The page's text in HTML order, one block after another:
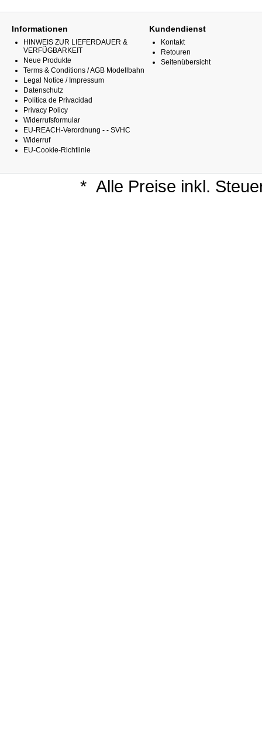
Informationen
HINWEIS ZUR LIEFERDAUER &
VERFÜGBARKEIT
Neue Produkte
Terms & Conditions / AGB Modellbahn
Legal Notice / Impressum
Datenschutz
Política de Privacidad
Privacy Policy
Widerrufsformular
EU-REACH-Verordnung - - SVHC
Widerruf
EU-Cookie-Richtlinie
Kundendienst
Kontakt
Retouren
Seitenübersicht
* Alle Preise inkl.